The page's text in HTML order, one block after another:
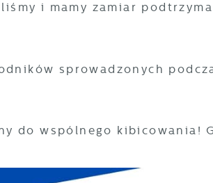
i mamy zamiar
sprowadzonych
do wspólnego kibicowania!